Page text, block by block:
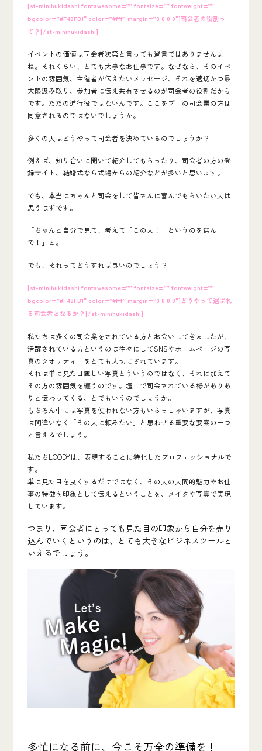
[st-minihukidashi fontawesome=”” fontsize=”” fontweight=””
bgcolor=”#F48FB1″ color=”#fff” margin=”0 0 0 0″]司会者の役割っ
て？[/st-minihukidashi]
イベントの価値は司会者次第と言っても過言ではありませんよ
ね。それくらい、とても大事なお仕事です。なぜなら、そのイベ
ントの雰囲気、主催者が伝えたいメッセージ、それを適切かつ最
大限汲み取り、参加者に伝え共有させるのが司会者の役割だから
です。ただの進行役ではないんです。ここをプロの司会業の方は
同意されるのではないでしょうか。
多くの人はどうやって司会者を決めているのでしょうか？
例えば、知り合いに聞いて紹介してもらったり、司会者の方の登
録サイト、結婚式なら式場からの紹介などが多いと思います。
でも、本当にちゃんと司会をして皆さんに喜んでもらいたい人は
思うはずです。
「ちゃんと自分で見て、考えて「この人！」というのを選ん
で！」と。
でも、それってどうすれば良いのでしょう？
[st-minihukidashi fontawesome=”” fontsize=”” fontweight=””
bgcolor=”#F48FB1″ color=”#fff” margin=”0 0 0 0″]どうやって選ばれ
る司会者となるか？[/st-minihukidashi]
私たちは多くの司会業をされている方とお会いしてきましたが、
活躍されている方というのは往々にしてSNSやホームページの写
真のクオリティーをとても大切にされています。
それは単に見た目麗しい写真とういうのではなく、それに加えて
その方の雰囲気を纏うのです。壇上で司会されている様がありあ
りと伝わってくる、とでもいうのでしょうか。
もちろん中には写真を使われない方もいらっしゃいますが、写真
は間違いなく「その人に頼みたい」と思わせる重要な要素の一つ
と言えるでしょう。
私たちLOODYは、 表現することに特化したプロフェッショナルで
す。
単に見た目を良くするだけではなく、 その人の人間的魅力やお仕
事の特徴を印象として伝える ということを、メイクや写真で実現
しています。
つまり、司会者にとっても見た目の印象から自分を売り
込んでいくというのは、
とても大きなビジネスツールと
いえるでしょう。
多忙になる前に、今こそ万全の準備を！